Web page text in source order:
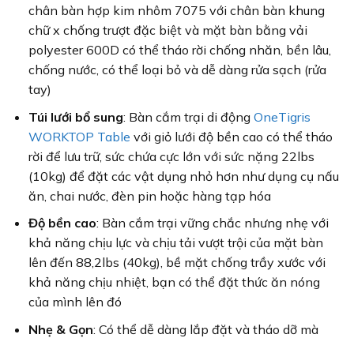
chân bàn hợp kim nhôm 7075 với chân bàn khung
chữ x chống trượt đặc biệt và mặt bàn bằng vải
polyester 600D có thể tháo rời chống nhăn, bền lâu,
chống nước, có thể loại bỏ và dễ dàng rửa sạch (rửa
tay)
Túi lưới bổ sung: Bàn cắm trại di động OneTigris
WORKTOP Table với giỏ lưới độ bền cao có thể tháo
rời để lưu trữ, sức chứa cực lớn với sức nặng 22lbs
(10kg) để đặt các vật dụng nhỏ hơn như dụng cụ nấu
ăn, chai nước, đèn pin hoặc hàng tạp hóa
Độ bền cao: Bàn cắm trại vững chắc nhưng nhẹ với
khả năng chịu lực và chịu tải vượt trội của mặt bàn
lên đến 88,2lbs (40kg), bề mặt chống trầy xước với
khả năng chịu nhiệt, bạn có thể đặt thức ăn nóng
của mình lên đó
Nhẹ & Gọn: Có thể dễ dàng lắp đặt và tháo dỡ mà